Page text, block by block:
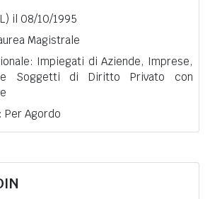
il 08/10/1995
Magistrale
Impiegati di Aziende, Imprese,
e Soggetti di Diritto Privato con
Per Agordo